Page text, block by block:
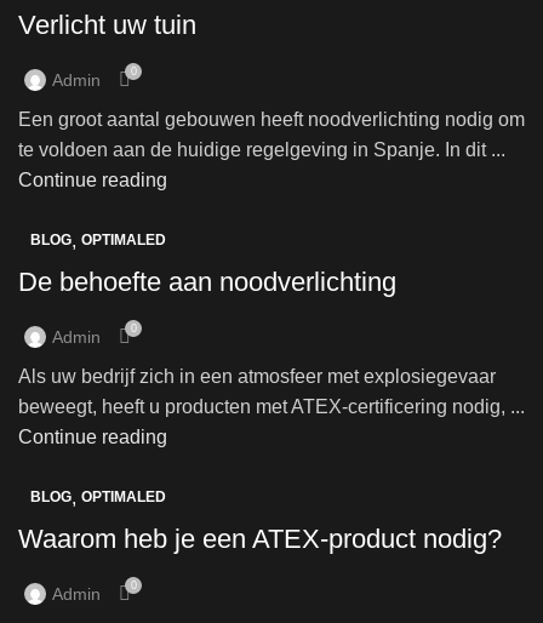
Verlicht uw tuin
Admin 0
Een groot aantal gebouwen heeft noodverlichting nodig om
te voldoen aan de huidige regelgeving in Spanje. In dit ...
Continue reading
BLOG, OPTIMALED
De behoefte aan noodverlichting
Admin 0
Als uw bedrijf zich in een atmosfeer met explosiegevaar
beweegt, heeft u producten met ATEX-certificering nodig, ...
Continue reading
BLOG, OPTIMALED
Waarom heb je een ATEX-product nodig?
Admin 0